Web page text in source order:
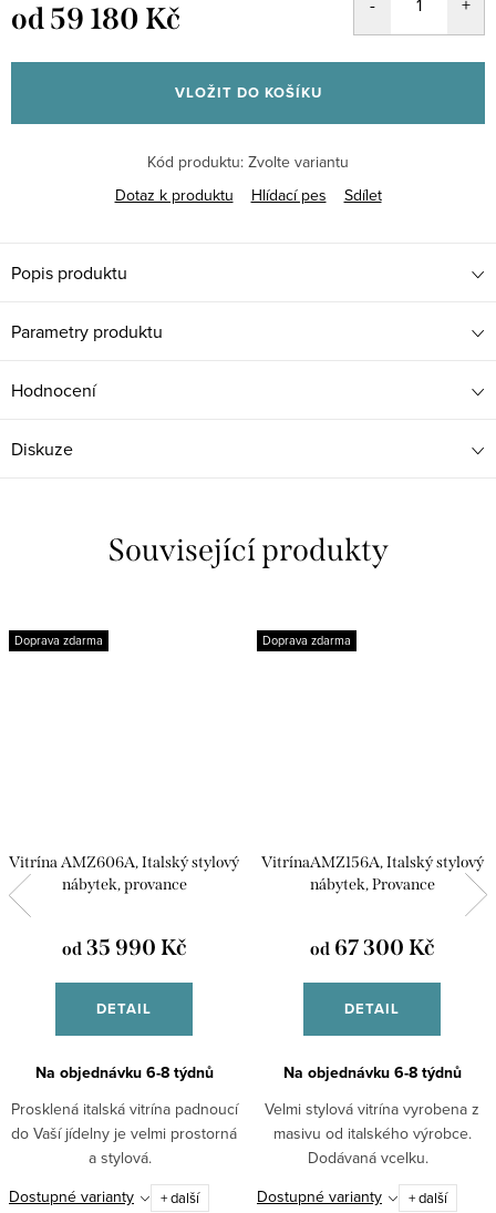
od59 180 Kč
cena:
VLOŽIT DO KOŠÍKU
Kód produktu: Zvolte variantu
Dotaz k produktu
Hlídací pes Sdílet
Popis produktu
Parametry produktu
Hodnocení
Diskuze
Související produkty
Doprava zdarma
Vitrína AMZ606A, Italský stylový
nábytek, provance
od35 990 Kč
DETAIL
Na objednávku 6-8 týdnů
Prosklená italská vitrína padnoucí
do Vaší jídelny je velmi prostorná
a stylová.
Dostupné varianty
+ další
Doprava zdarma
VitrínaAMZ156A, Italský stylový
nábytek, Provance
od67 300 Kč
DETAIL
Na objednávku 6-8 týdnů
Velmi stylová vitrína vyrobena z
masivu od italského výrobce.
Dodávaná vcelku.
Dostupné varianty
+ další